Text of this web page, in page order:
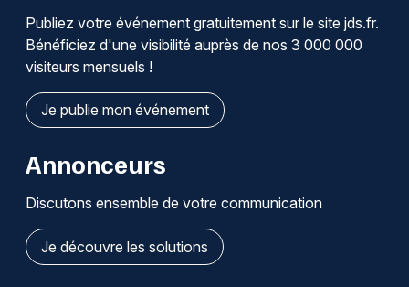
Publiez votre événement gratuitement sur le site jds.fr.
Bénéficiez d'une visibilité auprès de nos 3 000 000
visiteurs mensuels !
Je publie mon événement
Annonceurs
Discutons ensemble de votre communication
Je découvre les solutions